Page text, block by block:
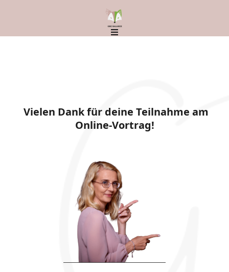
Vielen Dank für deine Teilnahme am
Online-Vortrag!